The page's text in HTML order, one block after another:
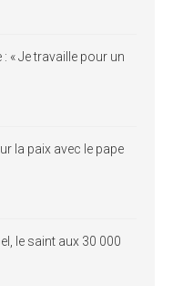
« Je travaille pour un
la paix avec le pape
le saint aux 30 000